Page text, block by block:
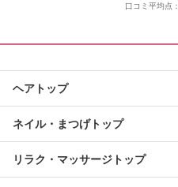
口コミ平均点：
ヘアトップ
ネイル・まつげトップ
リラク・マッサージトップ